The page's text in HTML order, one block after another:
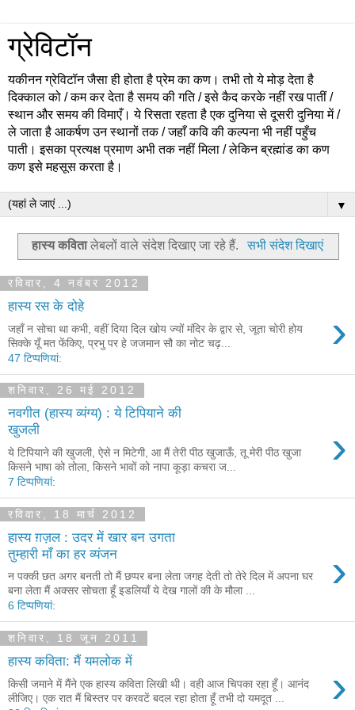
ग्रेविटॉन
यकीनन ग्रेविटॉन जैसा ही होता है प्रेम का कण। तभी तो ये मोड़ देता है
दिक्काल को / कम कर देता है समय की गति / इसे कैद करके नहीं रख पातीं /
स्थान और समय की विमाएँ। ये रिसता रहता है एक दुनिया से दूसरी दुनिया में /
ले जाता है आकर्षण उन स्थानों तक / जहाँ कवि की कल्पना भी नहीं पहुँच
पाती। इसका प्रत्यक्ष प्रमाण अभी तक नहीं मिला / लेकिन ब्रह्मांड का कण
कण इसे महसूस करता है।
▼
हास्य कवितालेबलों वाले संदेश दिखाए जा रहे हैं. सभी संदेश दिखाएं
रविवार, 4 नवंबर 2012
हास्य रस के दोहे ›
जहाँ न सोचा था कभी, वहीं दिया दिल खोय ज्यों मंदिर के द्वार से, जूता चोरी होय
सिक्के यूँ मत फेंकिए, प्रभु पर हे जजमान सौ का नोट चढ़...
47 टिप्‍पणियां:
शनिवार, 26 मई 2012
नवगीत (हास्य व्यंग्य) : ये टिपियाने की
खुजली
›
ये टिपियाने की खुजली, ऐसे न मिटेगी, आ मैं तेरी पीठ खुजाऊँ, तू मेरी पीठ खुजा
किसने भाषा को तोला, किसने भावों को नापा कूड़ा कचरा ज...
7 टिप्‍पणियां:
रविवार, 18 मार्च 2012
हास्य ग़ज़ल : उदर में खार बन उगता
तुम्हारी माँ का हर व्यंजन
›
न पक्की छत अगर बनती तो मैं छप्पर बना लेता जगह देती तो तेरे दिल में अपना घर
बना लेता मैं अक्सर सोचता हूँ इडलियाँ ये देख गालों की के मौला ...
6 टिप्‍पणियां:
शनिवार, 18 जून 2011
हास्य कविता: मैं यमलोक में ›
किसी जमाने में मैंने एक हास्य कविता लिखी थी। वही आज चिपका रहा हूँ। आनंद
लीजिए। एक रात मैं बिस्तर पर करवटें बदल रहा होता हूँ तभी दो यमदूत ...